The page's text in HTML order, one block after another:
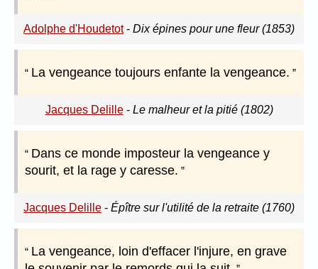
Adolphe d'Houdetot- Dix épines pour une fleur (1853)
La vengeance toujours enfante la vengeance.
Jacques Delille- Le malheur et la pitié (1802)
Dans ce monde imposteur la vengeance y
sourit, et la rage y caresse.
Jacques Delille - Épître sur l'utilité de la retraite (1760)
La vengeance, loin d'effacer l'injure, en grave